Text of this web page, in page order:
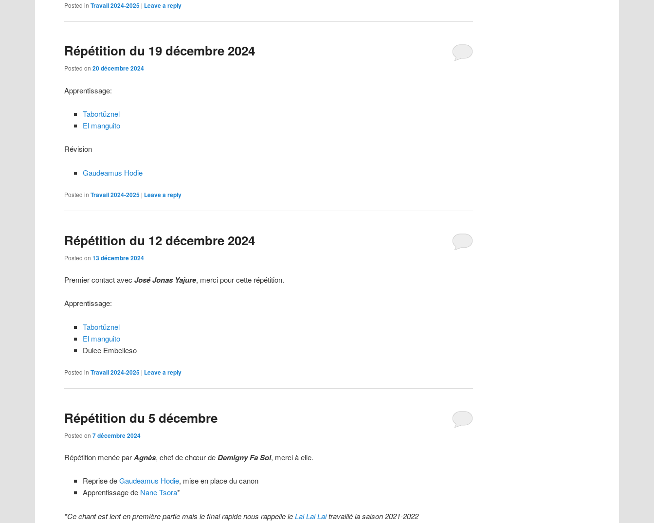
Posted in Travail 2024-2025 | Leave a reply
Répétition du 19 décembre 2024
Posted on 20 décembre 2024
Apprentissage:
Tabortüznel
El manguito
Révision
Gaudeamus Hodie
Posted in Travail 2024-2025 | Leave a reply
Répétition du 12 décembre 2024
Posted on 13 décembre 2024
Premier contact avec José Jonas Yajure, merci pour cette répétition.
Apprentissage:
Tabortüznel
El manguito
Dulce Embelleso
Posted in Travail 2024-2025 | Leave a reply
Répétition du 5 décembre
Posted on 7 décembre 2024
Répétition menée parAgnès, chef de chœur deDemigny Fa Sol, merci à elle.
Reprise deGaudeamus Hodie, mise en place du canon
Apprentissage de Nane Tsora*
*Ce chant est lent en première partie mais le final rapide nous rappelle leLai Lai Laitravaillé la saison 2021-2022